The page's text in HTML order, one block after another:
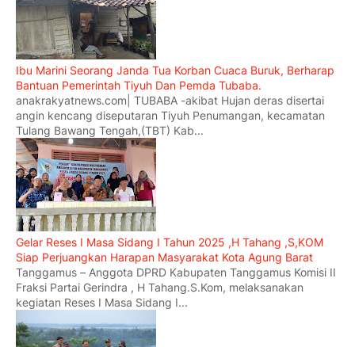
Ibu Marini Seorang Janda Tua Korban Cuaca Buruk, Berharap
Bantuan Pemerintah Tiyuh Dan Pemda Tubaba.
anakrakyatnews.com| TUBABA -akibat Hujan deras disertai
angin kencang diseputaran Tiyuh Penumangan, kecamatan
Tulang Bawang Tengah,(TBT) Kab...
Gelar Reses I Masa Sidang I Tahun 2025 ,H Tahang ,S,KOM
Siap Perjuangkan Harapan Masyarakat Kota Agung Barat
Tanggamus – Anggota DPRD Kabupaten Tanggamus Komisi II
Fraksi Partai Gerindra , H Tahang.S.Kom, melaksanakan
kegiatan Reses I Masa Sidang I...